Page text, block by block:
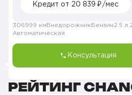
Кредит от 20 839 ₽/мес
306999 км Внедорожник Бензин2.5 л.
Автоматическая
Консультация
РЕЙТИНГ